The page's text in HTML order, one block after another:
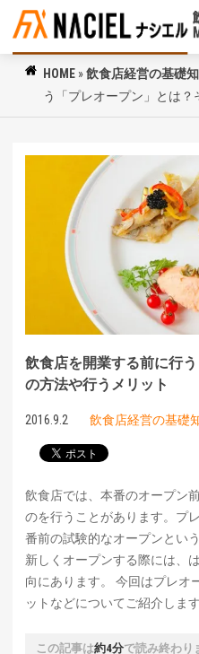
HOME »飲食店経営の基礎
う「プレオープン」とは？
飲食店を開業する前に行
の方法や行うメリット
2016.9.2 飲食店経営の基礎
飲食店では、本番のオープン
のを行うことがあります。プ
番前の試験的なオープンとい
新しくオープンする際には、
向にあります。 今回はプレオ
ットなどについてご紹介します
この記事は約4分で読み終わり